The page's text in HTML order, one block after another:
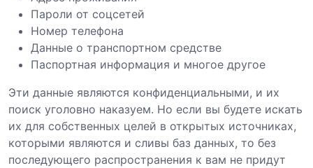
Пароли от соцсетей
Номер телефона
Данные о транспортном средстве
Паспортная информация и многое другое
Эти данные являются конфиденциальными, и их
поиск уголовно наказуем. Но если вы будете искать
их для собственных целей в открытых источниках,
которыми являются и сливы баз данных, то без
последующего распространения к вам не придут